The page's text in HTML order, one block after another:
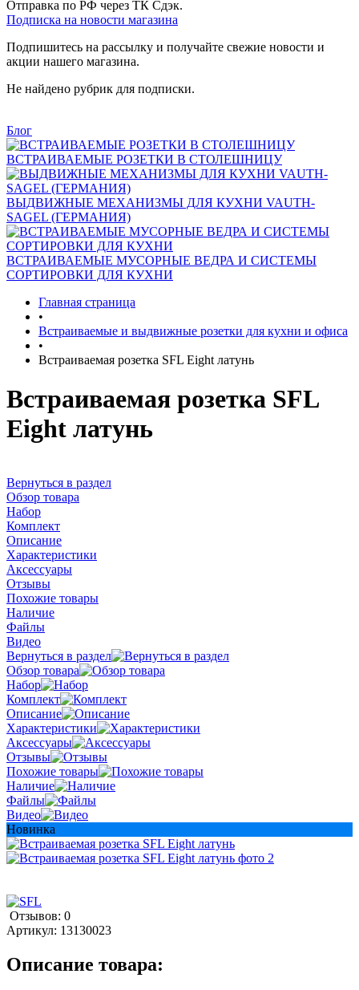
Отправка по РФ через ТК Сдэк.
Подписка на новости магазина
Подпишитесь на рассылку и получайте свежие новости и
акции нашего магазина.
Не найдено рубрик для подписки.
Блог
ВСТРАИВАЕМЫЕ РОЗЕТКИ В СТОЛЕШНИЦУ
ВЫДВИЖНЫЕ МЕХАНИЗМЫ ДЛЯ КУХНИ VAUTH-
SAGEL (ГЕРМАНИЯ)
ВСТРАИВАЕМЫЕ МУСОРНЫЕ ВЕДРА И СИСТЕМЫ
СОРТИРОВКИ ДЛЯ КУХНИ
Главная страница
•
Встраиваемые и выдвижные розетки для кухни и офиса
•
Встраиваемая розетка SFL Eight латунь
Встраиваемая розетка SFL
Eight латунь
Вернуться в раздел
Обзор товара
Набор
Комплект
Описание
Характеристики
Аксессуары
Отзывы
Похожие товары
Наличие
Файлы
Видео
Вернуться в раздел
Обзор товара
Набор
Комплект
Описание
Характеристики
Аксессуары
Отзывы
Похожие товары
Наличие
Файлы
Видео
Новинка
Отзывов: 0
Артикул: 13130023
Описание товара: